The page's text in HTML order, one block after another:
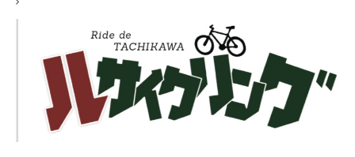
サービス全般
修理・メンテナンス工賃